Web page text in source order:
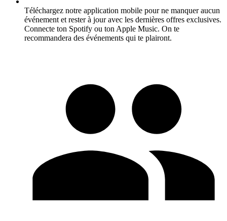
Téléchargez notre application mobile pour ne manquer aucun
événement et rester à jour avec les dernières offres exclusives.
Connecte ton Spotify ou ton Apple Music. On te
recommandera des événements qui te plairont.